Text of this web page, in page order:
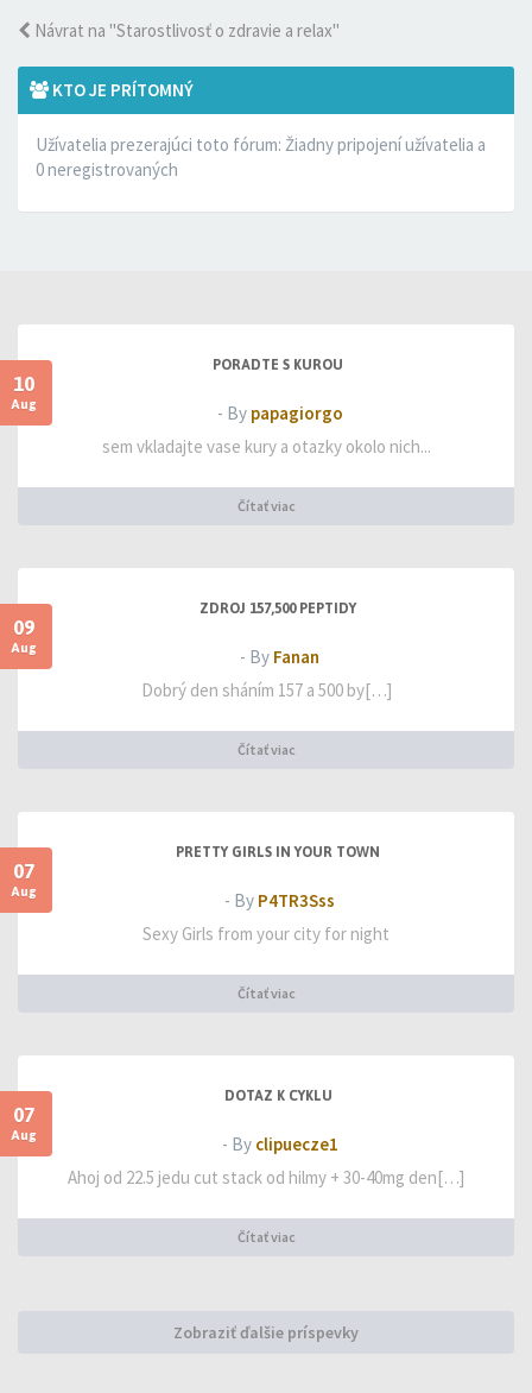
Návrat na "Starostlivosť o zdravie a relax"
KTO JE PRÍTOMNÝ
Užívatelia prezerajúci toto fórum: Žiadny pripojení užívatelia a
0 neregistrovaných
10
Aug
PORADTE S KUROU
- By papagiorgo
sem vkladajte vase kury a otazky okolo nich...
Čítať viac
09
Aug
ZDROJ 157,500 PEPTIDY
- By Fanan
Dobrý den sháním 157 a 500 by[…]
Čítať viac
07
Aug
PRETTY GIRLS IN YOUR TOWN
- By P4TR3Sss
Sexy Girls from your city for night
Čítať viac
07
Aug
DOTAZ K CYKLU
- By clipuecze1
Ahoj od 22.5 jedu cut stack od hilmy + 30-40mg den[…]
Čítať viac
Zobraziť ďalšie príspevky